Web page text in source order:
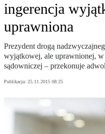
ingerencja
uprawniona
Prezydent drogą
wyjątkowej, ale uprawnionej, w
sądowniczej – przekonuje
Publikacja: 25.11.2015 08:25